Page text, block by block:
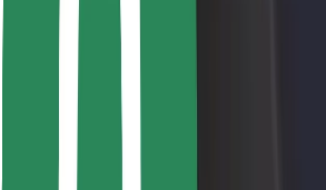
Bolt Food
ავტოპარკის
რესტორნებისთვის